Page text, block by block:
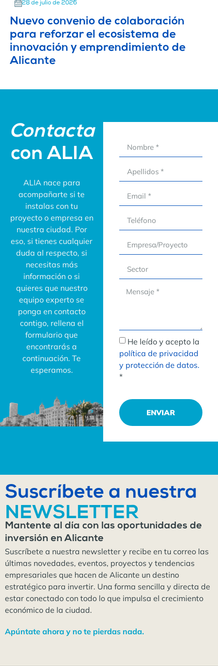
28 de julio de 2026
Nuevo convenio de colaboración
para reforzar el ecosistema de
innovación y emprendimiento de
Alicante
Contacta
con ALIA
ALIA nace para
acompañarte si te
instalas con tu
proyecto o empresa en
nuestra ciudad. Por
eso, si tienes cualquier
duda al respecto, si
necesitas más
información o si
quieres que nuestro
equipo experto se
ponga en contacto
contigo, rellena el
formulario que
encontrarás a
continuación. Te
esperamos.
He leído y acepto la
política de privacidad
y protección de datos.
*
ENVIAR
Suscríbete a nuestra
NEWSLETTER
Mantente al día con las oportunidades de
inversión en Alicante
Suscríbete a nuestra newsletter y recibe en tu correo las
últimas novedades, eventos, proyectos y tendencias
empresariales que hacen de Alicante un destino
estratégico para invertir. Una forma sencilla y directa de
estar conectado con todo lo que impulsa el crecimiento
económico de la ciudad.
Apúntate ahora y no te pierdas nada.